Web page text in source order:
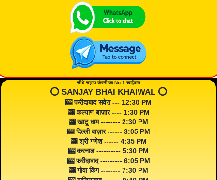
सीधे सट्टा कंपनी का No 1 खाईवाल
⭕️ SANJAY BHAI KHAIWAL ⭕️
🎰 फरीदाबाद सवेरा --- 12:30 PM
🎰 कल्याण बाज़ार ---- 1:30 PM
🎰 खाटू धाम -------- 2:30 PM
🎰 दिल्ली बाज़ार ------ 3:05 PM
🎰 श्री गणेश ------ 4:35 PM
🎰 करनाल ---------- 5:30 PM
🎰 फरीदाबाद --------- 6:05 PM
🎰 गोवा किंग -------- 7:30 PM